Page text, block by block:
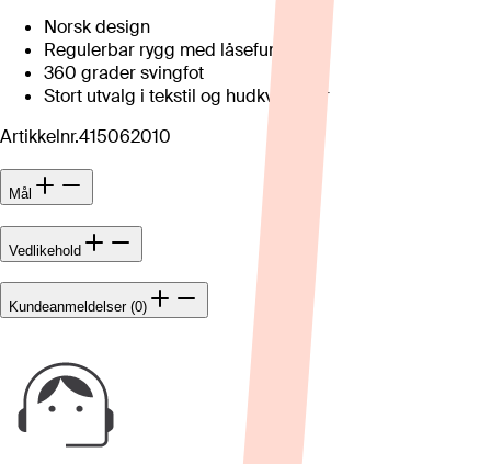
Norsk design
Regulerbar rygg med låsefunksjon
360 grader svingfot
Stort utvalg i tekstil og hudkvaliteter
Artikkelnr.415062010
Mål
Vedlikehold
Kundeanmeldelser (0)